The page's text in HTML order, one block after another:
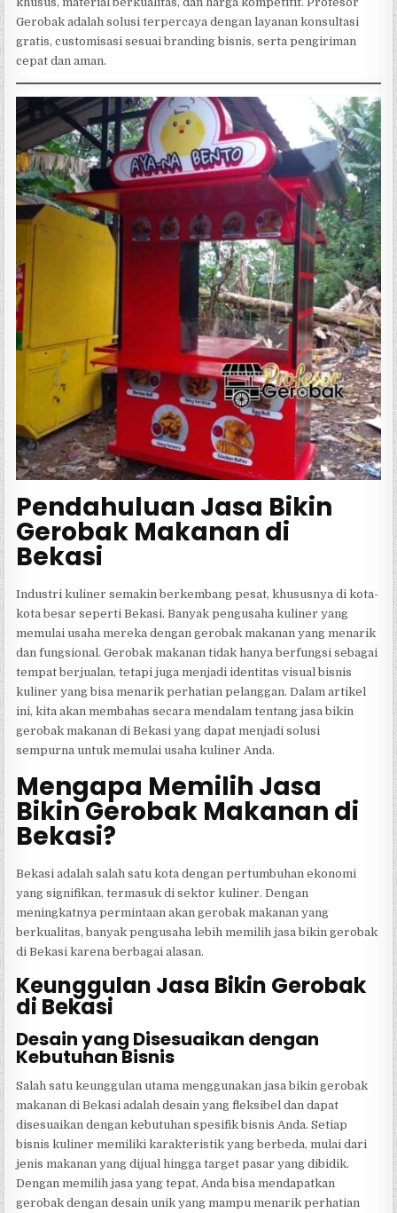
Gerobak adalah solusi terpercaya dengan layanan konsultasi
gratis, customisasi sesuai branding bisnis, serta pengiriman
cepat dan aman.
Pendahuluan Jasa Bikin
Gerobak Makanan di
Bekasi
Industri kuliner semakin berkembang pesat, khususnya di kota-
kota besar seperti Bekasi. Banyak pengusaha kuliner yang
memulai usaha mereka dengan gerobak makanan yang menarik
dan fungsional. Gerobak makanan tidak hanya berfungsi sebagai
tempat berjualan, tetapi juga menjadi identitas visual bisnis
kuliner yang bisa menarik perhatian pelanggan. Dalam artikel
ini, kita akan membahas secara mendalam tentang jasa bikin
gerobak makanan di Bekasi yang dapat menjadi solusi
sempurna untuk memulai usaha kuliner Anda.
Mengapa Memilih Jasa
Bikin Gerobak Makanan di
Bekasi?
Bekasi adalah salah satu kota dengan pertumbuhan ekonomi
yang signifikan, termasuk di sektor kuliner. Dengan
meningkatnya permintaan akan gerobak makanan yang
berkualitas, banyak pengusaha lebih memilih jasa bikin gerobak
di Bekasi karena berbagai alasan.
Keunggulan Jasa Bikin Gerobak
di Bekasi
Desain yang Disesuaikan dengan
Kebutuhan Bisnis
Salah satu keunggulan utama menggunakan jasa bikin gerobak
makanan di Bekasi adalah desain yang fleksibel dan dapat
disesuaikan dengan kebutuhan spesifik bisnis Anda. Setiap
bisnis kuliner memiliki karakteristik yang berbeda, mulai dari
jenis makanan yang dijual hingga target pasar yang dibidik.
Dengan memilih jasa yang tepat, Anda bisa mendapatkan
gerobak dengan desain unik yang mampu menarik perhatian